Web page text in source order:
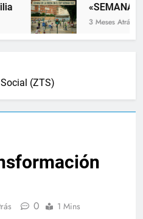
«SEMANA
3 Meses Atrás
(ZTS)
0 1 Mins